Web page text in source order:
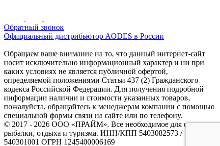
Обратный звонок
Официальный дистрибьютор AODES в России
Обращаем ваше внимание на то, что данный интернет-сайт
носит исключительно информационный характер и ни при
каких условиях не является публичной офертой,
определяемой положениями Статьи 437 (2) Гражданского
кодекса Российской Федерации. Для получения подробной
информации наличии и стоимости указанных товаров,
пожалуйста, обращайтесь к менеджерам компании с помощью
специальной формы связи на сайте или по телефону.
© 2017 - 2026 ООО «ПРАЙМ». Все необходимое для охоты и
рыбалки, отдыха и туризма. ИНН/КПП 5403082573 /
540301001 ОГРН 1245400006169